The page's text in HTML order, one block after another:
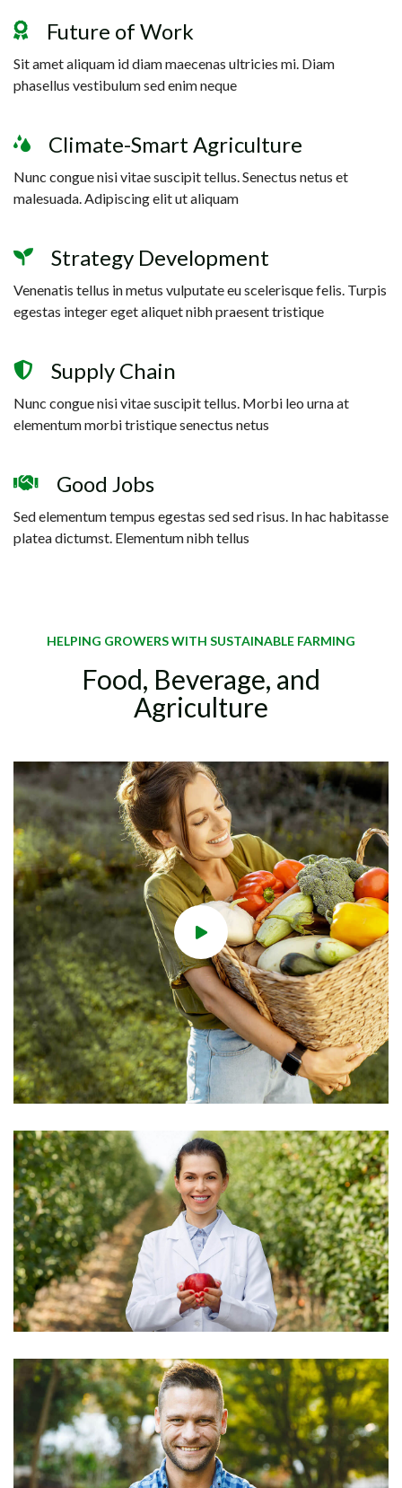
Future of Work
Sit amet aliquam id diam maecenas ultricies mi. Diam
phasellus vestibulum sed enim neque
Climate-Smart Agriculture
Nunc congue nisi vitae suscipit tellus. Senectus netus et
malesuada. Adipiscing elit ut aliquam
Strategy Development
Venenatis tellus in metus vulputate eu scelerisque felis. Turpis
egestas integer eget aliquet nibh praesent tristique
Supply Chain
Nunc congue nisi vitae suscipit tellus. Morbi leo urna at
elementum morbi tristique senectus netus
Good Jobs
Sed elementum tempus egestas sed sed risus. In hac habitasse
platea dictumst. Elementum nibh tellus
HELPING GROWERS WITH SUSTAINABLE FARMING
Food, Beverage, and
Agriculture